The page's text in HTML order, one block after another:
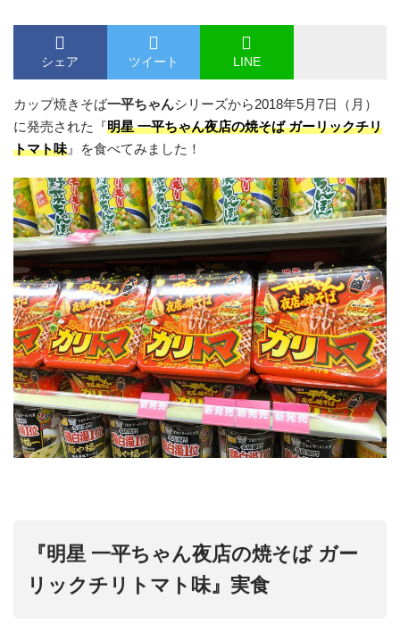
シェア ツイート LINE
カップ焼きそば一平ちゃんシリーズから2018年5月7日（月）
に発売された『明星 一平ちゃん夜店の焼そば ガーリックチリ
トマト味 』を食べてみました！
『明星 一平ちゃん夜店の焼そば ガー
リックチリトマト味』実食